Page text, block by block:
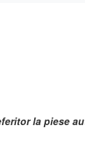
la piese